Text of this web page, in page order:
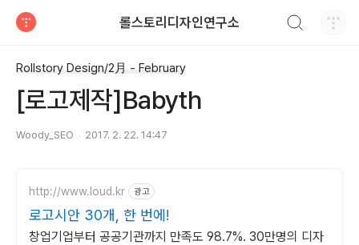
롤스토리디자인연구소
Rollstory Design/2月 - February
[로고제작]Babyth
Woody_SEO 2017. 2. 22. 14:47
http://www.loud.kr 광고
로고시안 30개, 한 번에!
창업기업부터 공공기관까지 만족도 98.7%. 30만명의 디자